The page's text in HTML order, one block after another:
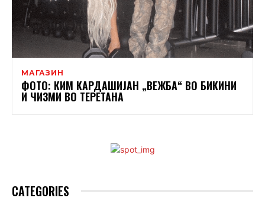
МАГАЗИН
ФОТО: КИМ КАРДАШИЈАН „ВЕЖБА“ ВО БИКИНИ
И ЧИЗМИ ВО ТЕРЕТАНА
CATEGORIES